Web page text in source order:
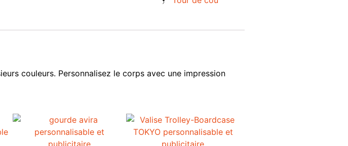
couleurs. Personnalisez le corps avec une impression